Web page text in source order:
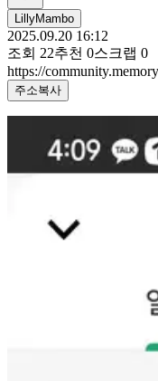
LillyMambo
2025.09.20 16:12
조회 22추천 0스크랩 0
https://
주소복사